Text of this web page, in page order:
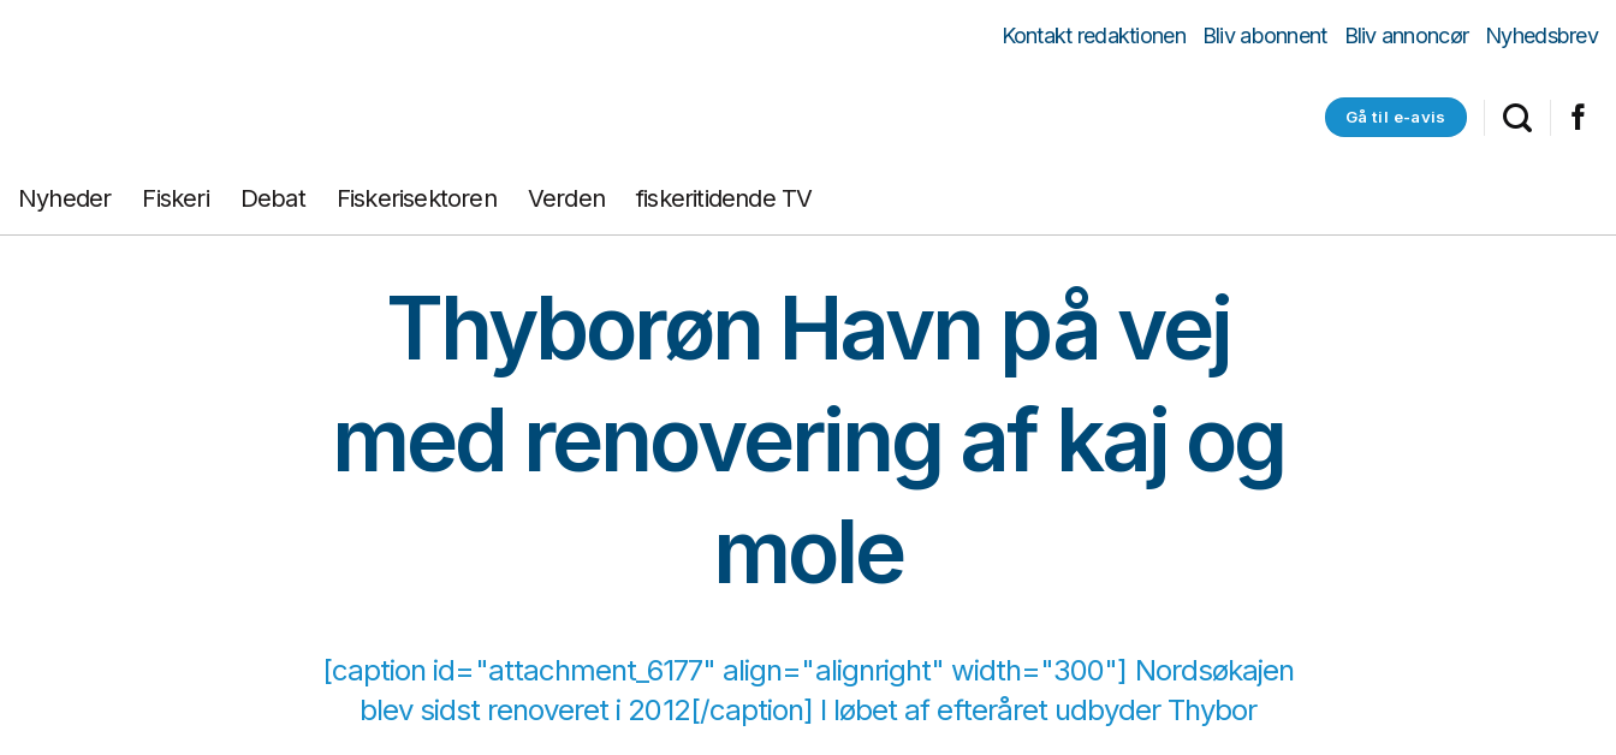
Kontakt redaktionen Bliv abonnent Bliv annoncør Nyhedsbrev
Gå til e-avis
Nyheder Fiskeri Debat Fiskerisektoren Verden fiskeritidende TV
Thyborøn Havn på vej
med renovering af kaj og
mole
[caption id="attachment_6177" align="alignright" width="300"] Nordsøkajen
blev sidst renoveret i 2012[/caption] I løbet af efteråret udbyder Thybor